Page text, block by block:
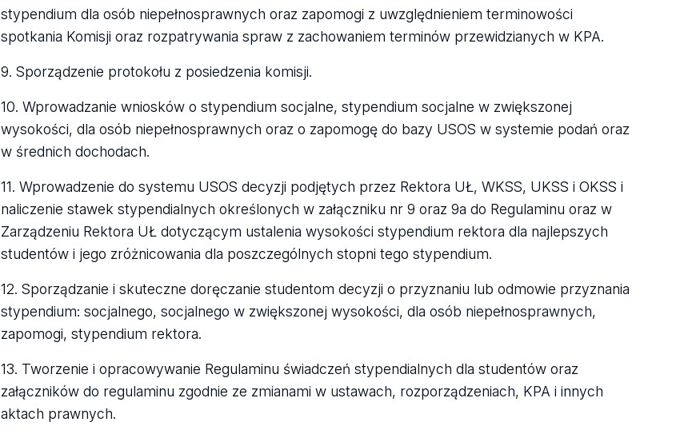
stypendium dla osób niepełnosprawnych oraz zapomogi z uwzględnieniem terminowości
spotkania Komisji oraz rozpatrywania spraw z zachowaniem terminów przewidzianych w KPA.
9. Sporządzenie protokołu z posiedzenia komisji.
10. Wprowadzanie wniosków o stypendium socjalne, stypendium socjalne w zwiększonej
wysokości, dla osób niepełnosprawnych oraz o zapomogę do bazy USOS w systemie podań oraz
w średnich dochodach.
11. Wprowadzenie do systemu USOS decyzji podjętych przez Rektora UŁ, WKSS, UKSS i OKSS i
naliczenie stawek stypendialnych określonych w załączniku nr 9 oraz 9a do Regulaminu oraz w
Zarządzeniu Rektora UŁ dotyczącym ustalenia wysokości stypendium rektora dla najlepszych
studentów i jego zróżnicowania dla poszczególnych stopni tego stypendium.
12. Sporządzanie i skuteczne doręczanie studentom decyzji o przyznaniu lub odmowie przyznania
stypendium: socjalnego, socjalnego w zwiększonej wysokości, dla osób niepełnosprawnych,
zapomogi, stypendium rektora.
13. Tworzenie i opracowywanie Regulaminu świadczeń stypendialnych dla studentów oraz
załączników do regulaminu zgodnie ze zmianami w ustawach, rozporządzeniach, KPA i innych
aktach prawnych.